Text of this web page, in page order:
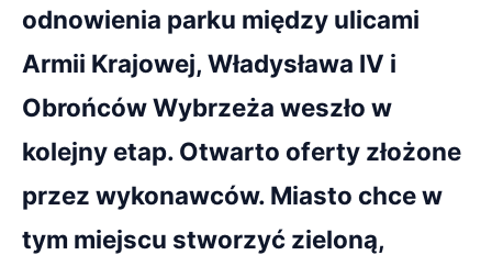
odnowienia parku między ulicami
Armii Krajowej, Władysława IV i
Obrońców Wybrzeża weszło w
kolejny etap. Otwarto oferty złożone
przez wykonawców. Miasto chce w
tym miejscu stworzyć zieloną,